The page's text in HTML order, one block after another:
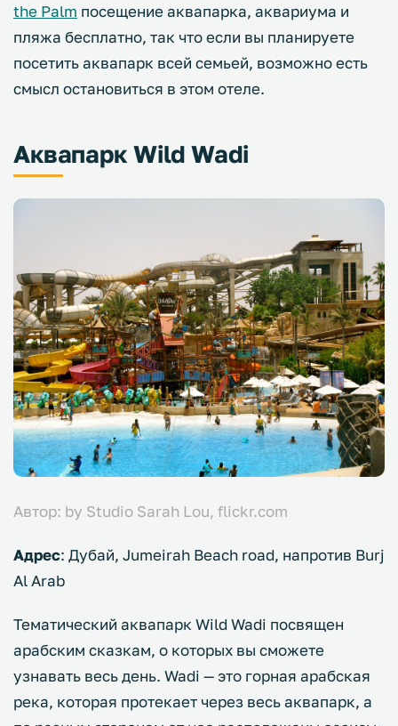
the Palm посещение аквапарка, аквариума и
пляжа бесплатно, так что если вы планируете
посетить аквапарк всей семьей, возможно есть
смысл остановиться в этом отеле.
Аквапарк Wild Wadi
Автор: by Studio Sarah Lou, flickr.com
Адрес: Дубай, Jumeirah Beach road, напротив Burj
Al Arab
Тематический аквапарк Wild Wadi посвящен
арабским сказкам, о которых вы сможете
узнавать весь день. Wadi — это горная арабская
река, которая протекает через весь аквапарк, а